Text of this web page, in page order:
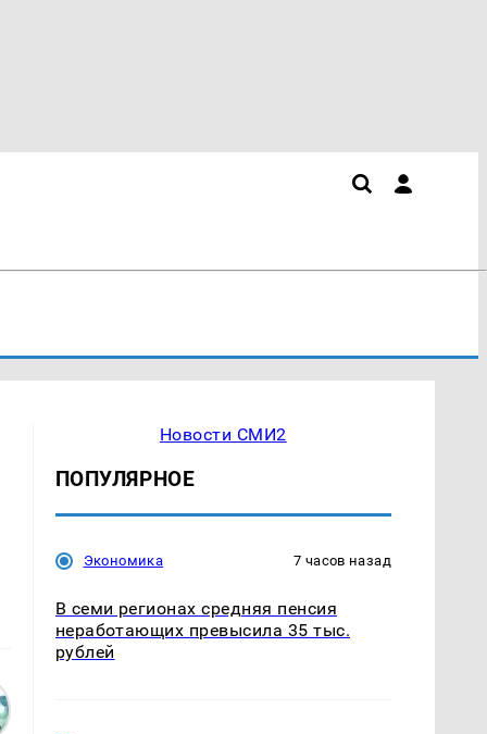
Новости СМИ2
ПОПУЛЯРНОЕ
Экономика 7 часов назад
В семи регионах средняя пенсия
неработающих превысила 35 тыс.
рублей